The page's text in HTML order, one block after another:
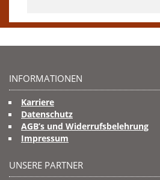
INFORMATIONEN
Karriere
Datenschutz
AGB’s und Widerrufsbelehrung
Impressum
UNSERE PARTNER